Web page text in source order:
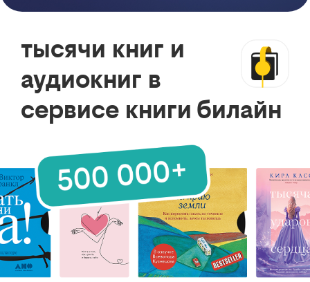
тысячи книг и
аудиокниг в
сервисе книги билайн